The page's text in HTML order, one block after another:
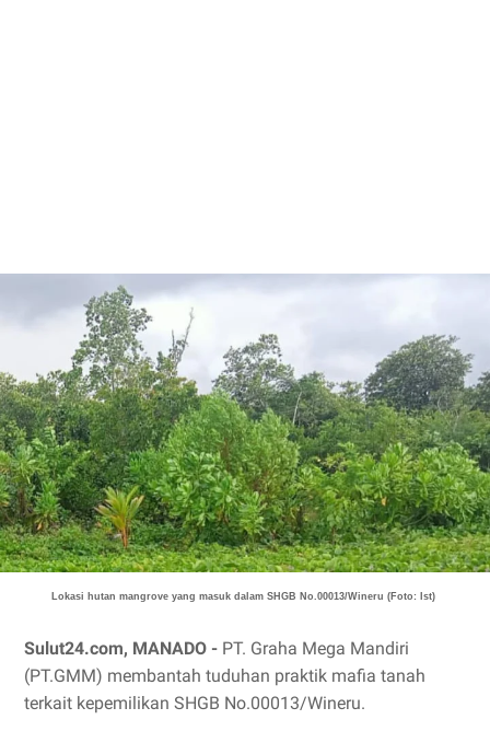
Lokasi hutan mangrove yang masuk dalam SHGB No.00013/Wineru (Foto: Ist)
Sulut24.com, MANADO - PT. Graha Mega Mandiri
(PT.GMM) membantah tuduhan praktik mafia tanah
terkait kepemilikan SHGB No.00013/Wineru.